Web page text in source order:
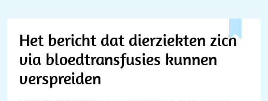
Het bericht dat dierziekten zich
via bloedtransfusies kunnen
verspreiden